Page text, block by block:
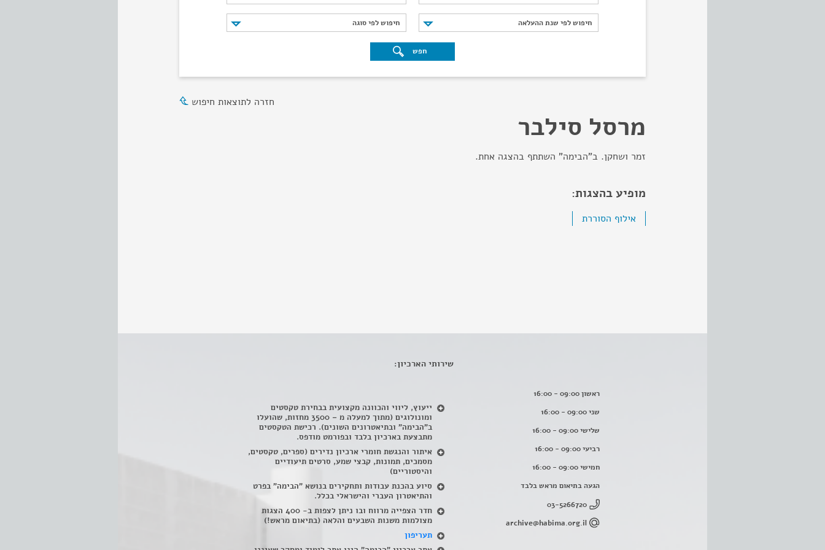
חיפוש לפי שנת ההעלאה
חיפוש לפי שנת ההעלאה חיפוש לפי סוגה
חיפוש לפי סוגה
חפש
חזרה לתוצאות חיפוש
מרסל סילבר
זמר ושחקן. ב"הבימה" השתתף בהצגה אחת.
מופיע בהצגות:
אילוף הסוררת
ראשון 09:00 - 16:00
שני 09:00 - 16:00
שלישי 09:00 - 16:00
רביעי 09:00 - 16:00
חמישי 09:00 - 16:00
הגעה בתיאום מראש בלבד
03-5266720
archive@habima.org.il
שירותי הארכיון:
ייעוץ, ליווי והכוונה מקצועית בבחירת טקסטים
ומונולוגים (מתוך למעלה מ – 3500 מחזות, שהועלו
ב"הבימה" ובתיאטרונים השונים). רכישת הטקסטים
מתבצעת בארכיון בלבד ובפורמט מודפס.
איתור והנגשת חומרי ארכיון נדירים (ספרים, טקסטים,
מסמכים, תמונות, קבצי שמע, סרטים תיעודיים
והיסטוריים)
סיוע בהכנת עבודות ותחקירים בנושא "הבימה" בפרט
והתיאטרון העברי והישראלי בכלל.
חדר הצפייה מרווח ובו ניתן לצפות ב- 400 הצגות
מצולמות משנות השבעים והלאה (בתיאום מראש!)
תעריפון